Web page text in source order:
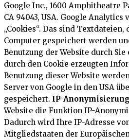
Google Inc., 1600 Amphitheatre
CA 94043, USA. Google
„Cookies“. Das sind Textdateien,
Computer gespeichert werden
Benutzung der Website durch
durch den Cookie erzeugten
Benutzung dieser Website
Server von Google in den USA
gespeichert. IP-Anonymisierung
Website die Funktion IP-
Dadurch wird Ihre IP-Adresse
Mitgliedstaaten der